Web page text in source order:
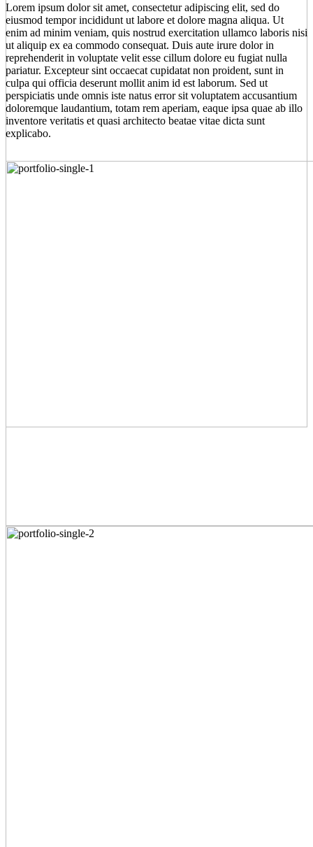
Lorem ipsum dolor sit amet, consectetur adipiscing elit, sed do
eiusmod tempor incididunt ut labore et dolore magna aliqua. Ut
enim ad minim veniam, quis nostrud exercitation ullamco laboris nisi
ut aliquip ex ea commodo consequat. Duis aute irure dolor in
reprehenderit in voluptate velit esse cillum dolore eu fugiat nulla
pariatur. Excepteur sint occaecat cupidatat non proident, sunt in
culpa qui officia deserunt mollit anim id est laborum. Sed ut
perspiciatis unde omnis iste natus error sit voluptatem accusantium
doloremque laudantium, totam rem aperiam, eaque ipsa quae ab illo
inventore veritatis et quasi architecto beatae vitae dicta sunt
explicabo.